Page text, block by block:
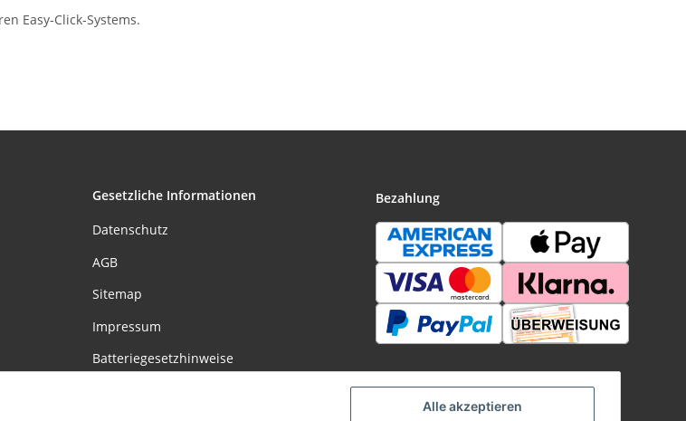
Alle akzeptieren
Easy-Click-Systems.
Gesetzliche Informationen
Datenschutz
AGB
Sitemap
Impressum
Batteriegesetzhinweise
Bezahlung